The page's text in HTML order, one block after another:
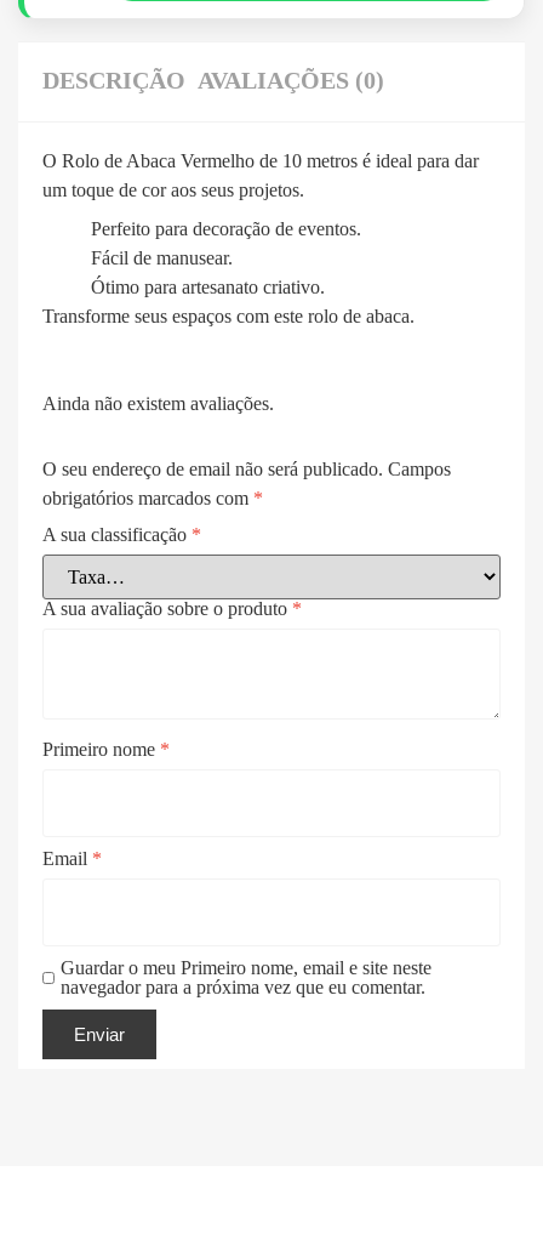
DESCRIÇÃO AVALIAÇÕES (0)
O Rolo de Abaca Vermelho de 10 metros é ideal para dar
um toque de cor aos seus projetos.
Perfeito para decoração de eventos.
Fácil de manusear.
Ótimo para artesanato criativo.
Transforme seus espaços com este rolo de abaca.
Ainda não existem avaliações.
O seu endereço de email não será publicado. Campos
obrigatórios marcados com *
A sua classificação *
A sua avaliação sobre o produto *
Primeiro nome *
Email *
Guardar o meu Primeiro nome, email e site neste
navegador para a próxima vez que eu comentar.